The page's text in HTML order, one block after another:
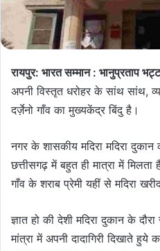
रायपुर: भारत सम्मान : भानुप्रताप
अपनी विस्तृत धरोहर के सांथ सांथ,
दर्ज़ेनो गाँव का मुख्यकेंद्र बिंदु है।
नगर के शासकीय मदिरा मदिरा दुकान
छत्तीसगढ़ में बहुत ही मात्रा में
गाँव के शराब प्रेमी यहीं से मदिरा
ज्ञात हो की देशी मदिरा दुकान के
मांत्रा में अपनी दादागिरी दिखाते